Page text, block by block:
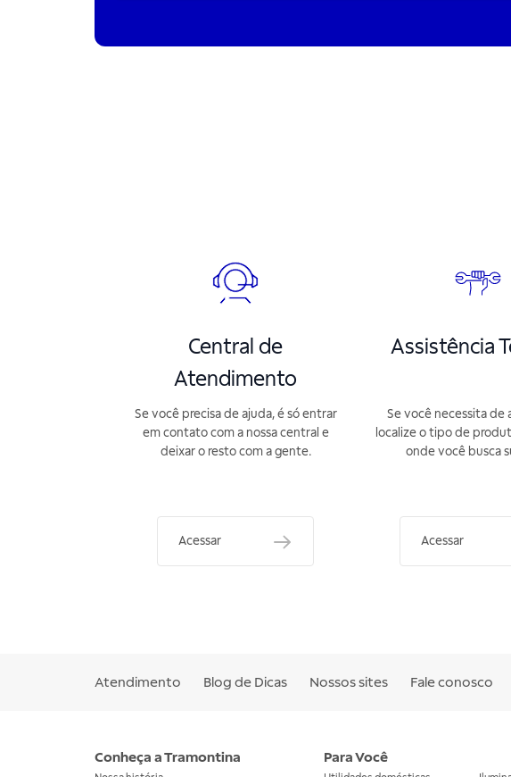
Central de
Atendimento
Se você precisa de ajuda, é só entrar
em contato com a nossa central e
deixar o resto com a gente.
Acessar
Assistência
Se você necessita de
localize o tipo de
onde você busca
Acessar
Atendimento Blog de Dicas Nossos sites Fale conosco
Conheça a Tramontina Para Você